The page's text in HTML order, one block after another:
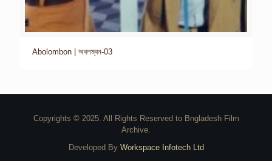
Abolombon | অবলম্বন-03
Copyrights © 2025. All Rights Reserved to Bngladesh Film
Archive.
Developed By Workspace Infotech Ltd